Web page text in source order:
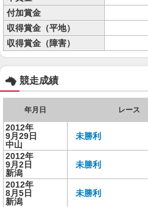
付加賞金
収得賞金（平地）
収得賞金（障害）
競走成績
年月日 レース
2012年
9月29日
中山
未勝利
2012年
9月2日
新潟
未勝利
2012年
8月5日
新潟
未勝利